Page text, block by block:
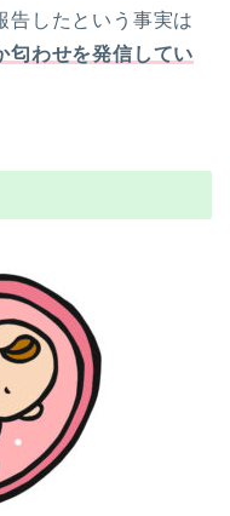
告したという事実は
匂わせを発信してい